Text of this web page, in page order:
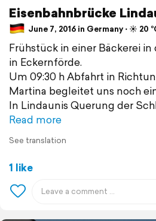
Eisenbahnbrücke
June 7, 2016 in Germany ⋅ ☀️ 20
Frühstück in einer Bäckerei
in Eckernförde.
Um 09:30 h Abfahrt in
Martina begleitet uns noch
In Lindaunis Querung der
Read more
See translation
1 like